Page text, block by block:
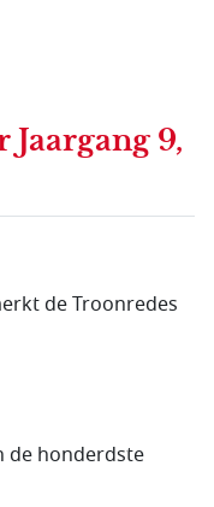
9,
de Troonredes
de honderdste